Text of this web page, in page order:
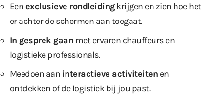
Eenexclusieve rondleidingkrijgen en zien hoe het
er achter de schermen aan toegaat.
In gesprek gaan met ervaren chauffeurs en
logistieke professionals.
Meedoen aan interactieve activiteiten en
ontdekken of de logistiek bij jou past.